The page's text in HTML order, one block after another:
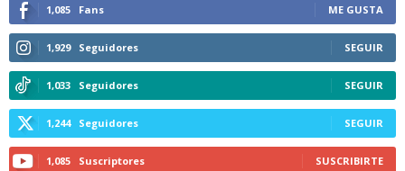
1,085 Fans ME GUSTA
1,929 Seguidores SEGUIR
1,033 Seguidores SEGUIR
1,244 Seguidores SEGUIR
1,085 Suscriptores SUSCRIBIRTE